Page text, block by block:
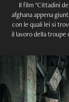
Il film "Cittadini
afghana appena
con le quali lei si
il lavoro della